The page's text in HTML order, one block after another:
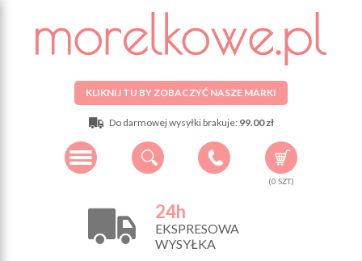
KLIKNIJ TU BY ZOBACZYĆ NASZE MARKI
Do darmowej wysyłki brakuje: 99.00 zł
(0 SZT.)
24h
EKSPRESOWA
WYSYŁKA